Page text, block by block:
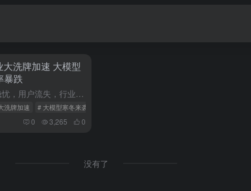
洗牌加速 大模型
暴跌
大模型热潮下的隐忧，用户流失，行业寒风导言大模型领域热度不减，融资、新品发布会层出不穷，从业者眼中，一张网络流传的图片却引发担忧，各大模型的新增用户留存率跌至1%以下，这张图片虽无明确数据来源，却反映...
洗牌加速 # 大模型寒冬来袭
0 3,265 0
没有了